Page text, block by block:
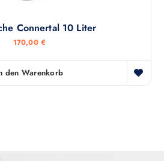
Connertal 10 Liter
170,00 €
den Warenkorb